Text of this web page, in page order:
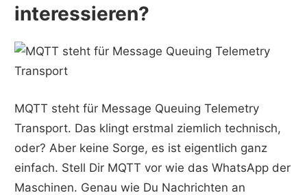
interessieren?
MQTT steht für Message Queuing Telemetry
Transport. Das klingt erstmal ziemlich technisch,
oder? Aber keine Sorge, es ist eigentlich ganz
einfach. Stell Dir MQTT vor wie das WhatsApp der
Maschinen. Genau wie Du Nachrichten an